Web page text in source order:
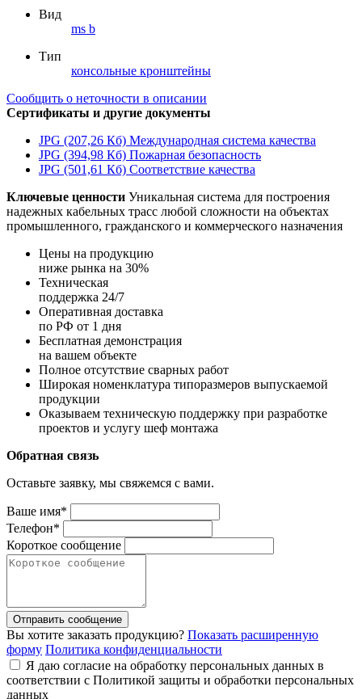
Вид
ms b
Тип
консольные кронштейны
Сообщить о неточности в описании
Сертификаты и другие документы
JPG (207,26 Кб) Международная система качества
JPG (394,98 Кб) Пожарная безопасность
JPG (501,61 Кб) Соответствие качества
Ключевые ценности Уникальная система для построения
надежных кабельных трасс любой сложности на объектах
промышленного, гражданского и коммерческого назначения
Цены на продукцию
ниже рынка на 30%
Техническая
поддержка 24/7
Оперативная доставка
по РФ от 1 дня
Бесплатная демонстрация
на вашем объекте
Полное отсутствие сварных работ
Широкая номенклатура типоразмеров выпускаемой
продукции
Оказываем техническую поддержку при разработке
проектов и услугу шеф монтажа
Обратная связь
Оставьте заявку, мы свяжемся с вами.
Ваше имя*
Телефон*
Короткое сообщение
Отправить сообщение
Вы хотите заказать продукцию? Показать расширенную
форму Политика конфиденциальности
Я даю согласие на обработку персональных данных в
соответствии с Политикой защиты и обработки персональных
данных